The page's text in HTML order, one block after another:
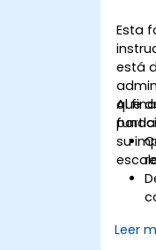
Esta
está
que
su
Al
Leer